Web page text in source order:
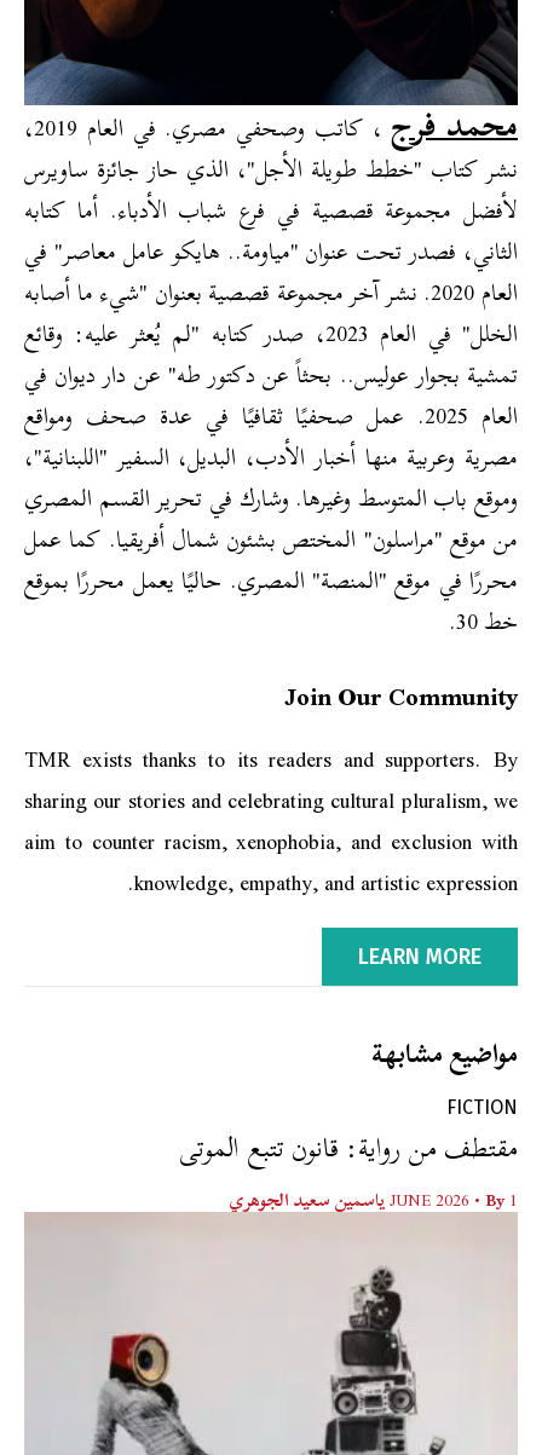
محمد فرج
، كاتب وصحفي مصري. في العام 2019،
نشر كتاب "خطط طويلة الأجل"، الذي حاز جائزة ساويرس
لأفضل مجموعة قصصية في فرع شباب الأدباء. أما كتابه
الثاني، فصدر تحت عنوان "مياومة.. هايكو عامل معاصر" في
العام 2020. نشر آخر مجموعة قصصية بعنوان "شيء ما أصابه
الخلل" في العام 2023، صدر كتابه "لم يُعثر عليه: وقائع
تمشية بجوار عوليس.. بحثاً عن دكتور طه" عن دار ديوان في
العام 2025. عمل صحفيًا ثقافيًا في عدة صحف ومواقع
مصرية وعربية منها أخبار الأدب، البديل، السفير "اللبنانية"،
وموقع باب المتوسط وغيرها. وشارك في تحرير القسم المصري
من موقع "مراسلون" المختص بشئون شمال أفريقيا. كما عمل
محررًا في موقع "المنصة" المصري. حاليًا يعمل محررًا بموقع
خط 30.
Join Our Community
TMR exists thanks to its readers and supporters. By
sharing our stories and celebrating cultural pluralism, we
aim to counter racism, xenophobia, and exclusion with
knowledge, empathy, and artistic expression.
LEARN MORE
مواضيع مشابهة
FICTION
مقتطف من رواية: قانون تتبع الموتى
1 JUNE 2026
• By ياسمين سعيد الجوهري